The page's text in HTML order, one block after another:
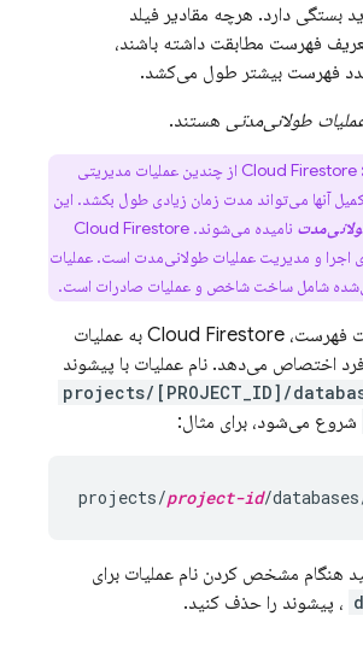
بستگی دارد. هرچه مقادیر فیلد
فهرست مطابقت داشته باشند،
فهرست بیشتر طول می‌کشد.
طولانی‌مدتی هستند.
Cloud Firestore از چندین عملیات مدیریتی
آنها می‌تواند مدت زمان زیادی طول بکشد. این
نامیده می‌شوند.Cloud Firestore
اجرا و مدیریت عملیات طولانی‌مدت است. عملیات
شامل ساخت شاخص و عملیات صادرات است.
فهرست، Cloud Firestore به عملیات
اختصاص می‌دهد. نام عملیات با پیشوند
projects/[PROJECT_ID]/
شروع می‌شود، برای مثال:
projects/project-id
هنگام مشخص کردن نام عملیات برای
، پیشوند را حذف کنید.